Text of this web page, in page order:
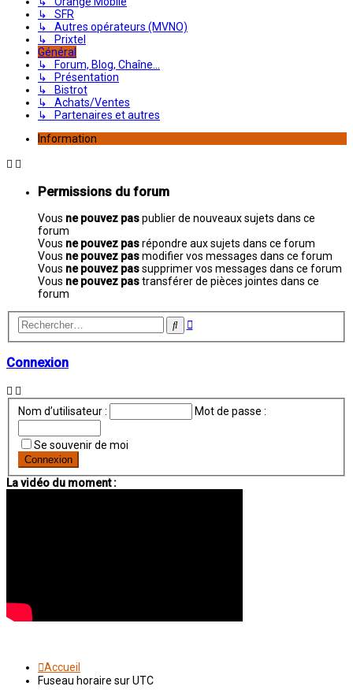
↳ SFR
↳ Autres opérateurs (MVNO)
↳ Prixtel
Général
↳ Forum, Blog, Chaîne...
↳ Présentation
↳ Bistrot
↳ Achats/Ventes
↳ Partenaires et autres
Information
Permissions du forum
Vous ne pouvez paspublier de nouveaux sujets dans ce
forum
Vous ne pouvez pasrépondre aux sujets dans ce forum
Vous ne pouvez pasmodifier vos messages dans ce forum
Vous ne pouvez passupprimer vos messages dans ce forum
Vous ne pouvez pastransférer de pièces jointes dans ce
forum
Rechercher
Recherche
Connexion
Nom d’utilisateur : Mot de passe :
Se souvenir de moi
La vidéo du moment :
Accueil
Fuseau horaire surUTC